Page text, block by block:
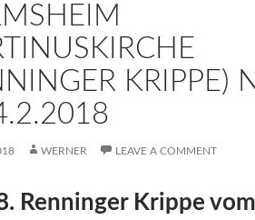
KRIPPE)
WERNER LEAVE A COMMENT
Renninger Krippe